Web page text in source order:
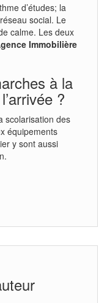
d’études; la
social. Le
calme. Les deux
Immobilière
à la
?
scolarisation des
équipements
y sont aussi